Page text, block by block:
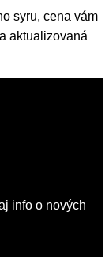
syru, cena vám
aktualizovaná
info o nových